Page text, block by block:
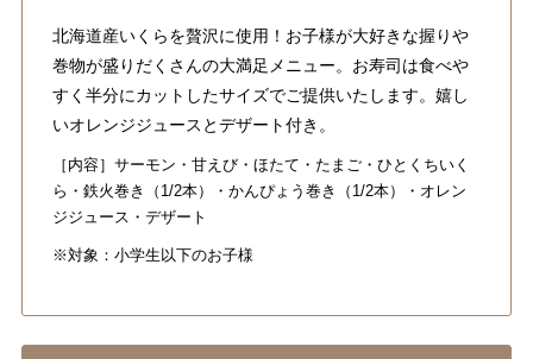
北海道産いくらを贅沢に使用！お子様が大好きな握りや
巻物が盛りだくさんの大満足メニュー。お寿司は食べや
すく半分にカットしたサイズでご提供いたします。 嬉し
いオレンジジュースとデザート付き。
［内容］サーモン・甘えび・ほたて・たまご・ひとくちいく
ら・鉄火巻き（1/2本）・かんぴょう巻き（1/2本）・オレン
ジジュース・デザート
※対象：小学生以下のお子様